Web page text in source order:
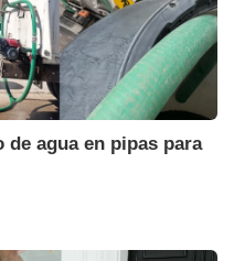
de agua en pipas para